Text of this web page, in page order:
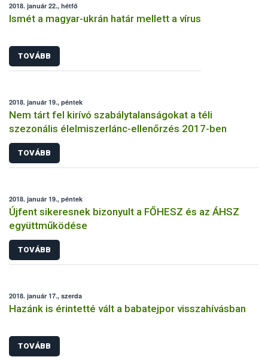
2018. január 22., hétfő
Ismét a magyar-ukrán határ mellett a vírus
TOVÁBB
2018. január 19., péntek
Nem tárt fel kirívó szabálytalanságokat a téli
szezonális élelmiszerlánc-ellenőrzés 2017-ben
TOVÁBB
2018. január 19., péntek
Újfent sikeresnek bizonyult a FŐHESZ és az ÁHSZ
együttműködése
TOVÁBB
2018. január 17., szerda
Hazánk is érintetté vált a babatejpor visszahívásban
TOVÁBB